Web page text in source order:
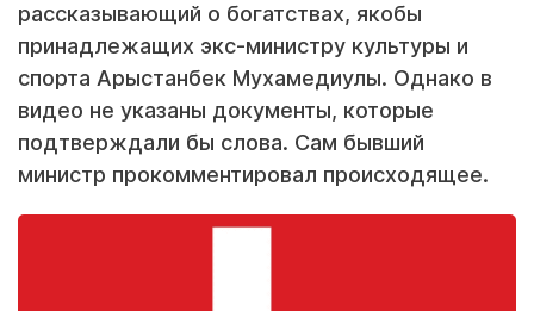
рассказывающий о богатствах, якобы
принадлежащих экс-министру культуры и
спорта Арыстанбек Мухамедиулы. Однако в
видео не указаны документы, которые
подтверждали бы слова. Сам бывший
министр прокомментировал происходящее.